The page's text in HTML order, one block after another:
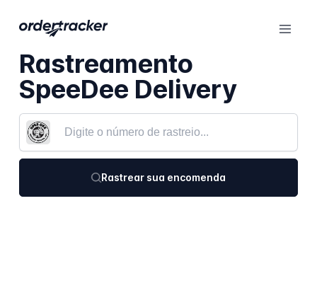
Rastreamento
SpeeDee Delivery
Rastrear sua encomenda